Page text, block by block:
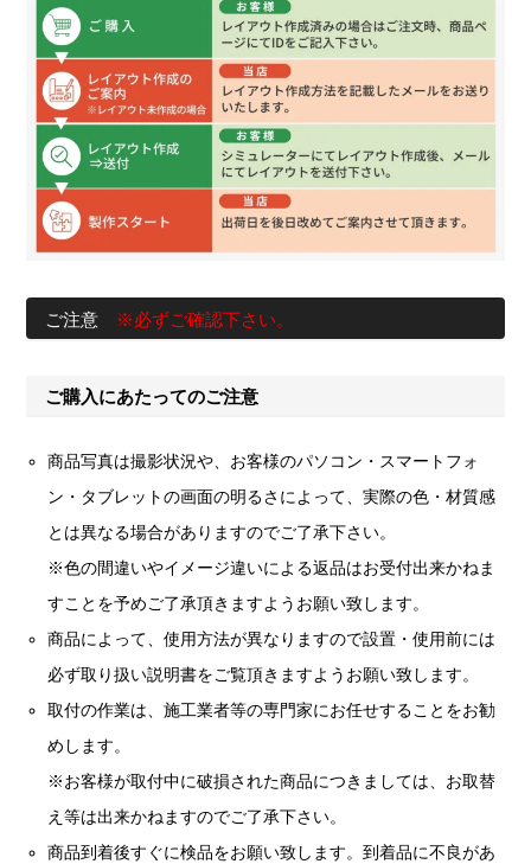
ご注意 ※必ずご確認下さい。
ご購入にあたってのご注意
商品写真は撮影状況や、お客様のパソコン・スマートフォ
ン・タブレットの画面の明るさによって、実際の色・材質感
とは異なる場合がありますのでご了承下さい。
※色の間違いやイメージ違いによる返品はお受付出来かねま
すことを予めご了承頂きますようお願い致します。
商品によって、使用方法が異なりますので設置・使用前には
必ず取り扱い説明書をご覧頂きますようお願い致します。
取付の作業は、施工業者等の専門家にお任せすることをお勧
めします。
※お客様が取付中に破損された商品につきましては、お取替
え等は出来かねますのでご了承下さい。
商品到着後すぐに検品をお願い致します。到着品に不良があ